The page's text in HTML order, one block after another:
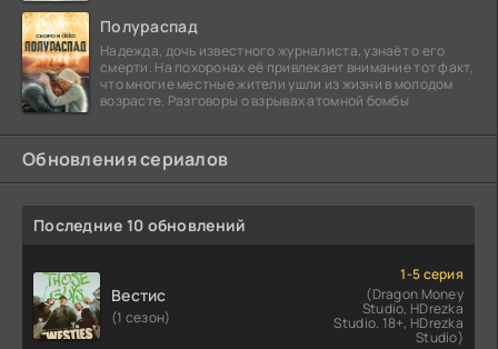
Полураспад
Надежда, дочь известного журналиста, узнаёт о его
смерти. На похоронах её привлекает внимание тот факт,
что многие местные жители ушли из жизни в молодом
возрасте. Разговоры о взрывах атомной бомбы
Обновления сериалов
Последние 10 обновлений
Вестис
(1 сезон)
1-5 серия
(Dragon Money
Studio, HDrezka
Studio. 18+, HDrezka
Studio)